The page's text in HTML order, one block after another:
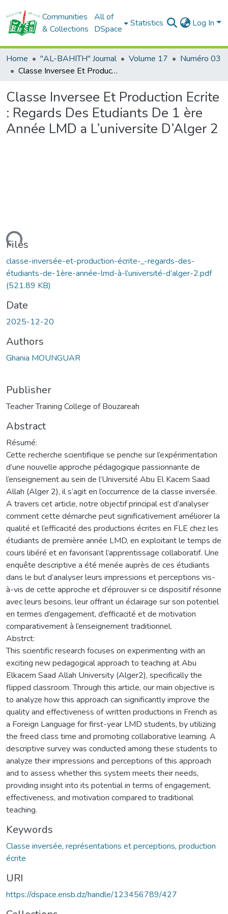
Communities
& Collections
All of
DSpace
Statistics Log In
Home "AL-BAHITH" Journal Volume 17
Numéro 03
Classe Inversee Et Production Ecrite : Regards Des Etudiants De 1 ère Année LMD a L’universite D’Alger 2
Classe Inversee Et Production Ecrite
: Regards Des Etudiants De 1 ère
Année LMD a L’universite D’Alger 2
Files
classe-inversée-et-production-écrite-_-regards-des-
étudiants-de-1ère-année-lmd-à-l’université-d’alger-2.pdf
(521.89 KB)
Date
2025-12-20
Authors
Ghania MOUNGUAR
Publisher
Teacher Training College of Bouzareah
Abstract
Résumé:
Cette recherche scientifique se penche sur l’expérimentation
d’une nouvelle approche pédagogique passionnante de
l’enseignement au sein de l’Université Abu El Kacem Saad
Allah (Alger 2), il s’agit en l’occurrence de la classe inversée.
A travers cet article, notre objectif principal est d’analyser
comment cette démarche peut significativement améliorer la
qualité et l’efficacité des productions écrites en FLE chez les
étudiants de première année LMD, en exploitant le temps de
cours libéré et en favorisant l’apprentissage collaboratif. Une
enquête descriptive a été menée auprès de ces étudiants
dans le but d’analyser leurs impressions et perceptions vis-
à-vis de cette approche et d’éprouver si ce dispositif résonne
avec leurs besoins, leur offrant un éclairage sur son potentiel
en termes d’engagement, d’efficacité et de motivation
comparativement à l’enseignement traditionnel.
Abstrct:
This scientific research focuses on experimenting with an
exciting new pedagogical approach to teaching at Abu
Elkacem Saad Allah University (Alger2), specifically the
flipped classroom. Through this article, our main objective is
to analyze how this approach can significantly improve the
quality and effectiveness of written productions in French as
a Foreign Language for first-year LMD students, by utilizing
the freed class time and promoting collaborative learning. A
descriptive survey was conducted among these students to
analyze their impressions and perceptions of this approach
and to assess whether this system meets their needs,
providing insight into its potential in terms of engagement,
effectiveness, and motivation compared to traditional
teaching.
Keywords
Classe inversée, représentations et perceptions, production
écrite
URI
https://dspace.ensb.dz/handle/123456789/427